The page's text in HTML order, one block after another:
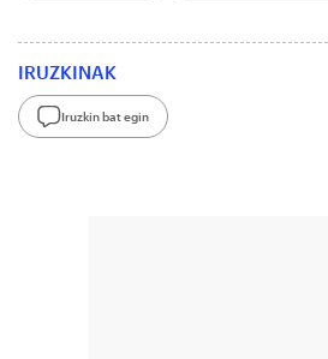
IRUZKINAK
Iruzkin bat egin